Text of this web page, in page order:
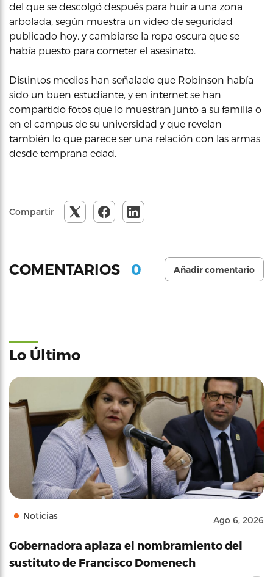
del que se descolgó después para huir a una zona
arbolada, según muestra un video de seguridad
publicado hoy, y cambiarse la ropa oscura que se
había puesto para cometer el asesinato.
Distintos medios han señalado que Robinson había
sido un buen estudiante, y en internet se han
compartido fotos que lo muestran junto a su familia o
en el campus de su universidad y que revelan
también lo que parece ser una relación con las armas
desde temprana edad.
Compartir
COMENTARIOS 0 Añadir comentario
Lo Último
Noticias Ago 6, 2026
Gobernadora aplaza el nombramiento del
sustituto de Francisco Domenech